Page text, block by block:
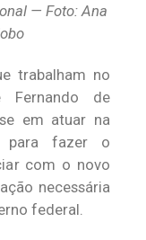
— Foto: Ana
trabalham no
Fernando de
em atuar na
para fazer o
com o novo
necessária
federal.